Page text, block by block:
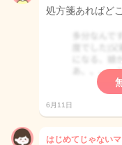
処方箋あればど
6月11日
はじめてじゃない